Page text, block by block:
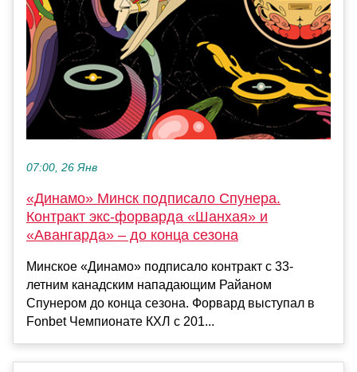
07:00, 26 Янв
«Динамо» Минск подписало Спунера.
Контракт экс-форварда «Шанхая» и
«Авангарда» – до конца сезона
Минское «Динамо» подписало контракт с 33-
летним канадским нападающим Райаном
Спунером до конца сезона. Форвард выступал в
Fonbet Чемпионате КХЛ с 201...